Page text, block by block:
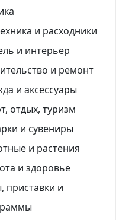
и расходники
и интерьер
и ремонт
и аксессуары
отдых, туризм
и сувениры
и растения
и здоровье
приставки и